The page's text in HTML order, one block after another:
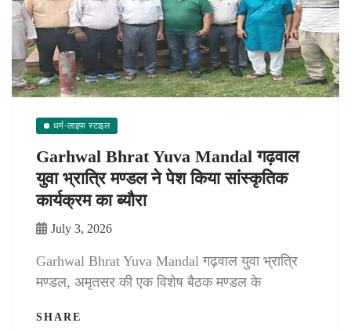
धर्म-लाइफ स्टाइल
Garhwal Bhrat Yuva Mandal गढ़वाल
युवा भ्रात्रि मण्डल ने पेश किया सांस्कृतिक
कार्यक्रम का ब्यौरा
July 3, 2026
Garhwal Bhrat Yuva Mandal गढ़वाल युवा भ्रात्रि
मण्डल, अमृतसर की एक विशेष बैठक मण्डल के
SHARE